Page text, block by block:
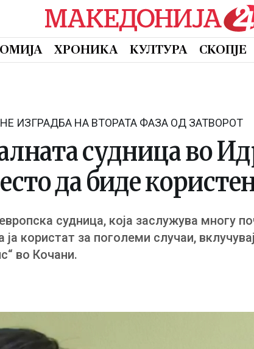
ХРОНИКА КУЛТУРА СКОПЈЕ
ИЗГРАДБА НА ВТОРАТА ФАЗА ОД ЗАТВОРОТ
судница во
да биде
судница, која заслужува многу
користат за поголеми случаи,
во Кочани.